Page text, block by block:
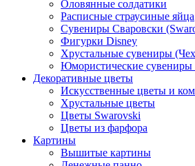
Оловянные солдатики
Расписные страусиные яйца
Сувениры Сваровски
Фигурки Disney
Хрустальные сувениры
Юмористические сувениры
Декоративные цветы
Искусственные цветы и
Хрустальные цветы
Цветы Swarovski
Цветы из фарфора
Картины
Вышитые картины